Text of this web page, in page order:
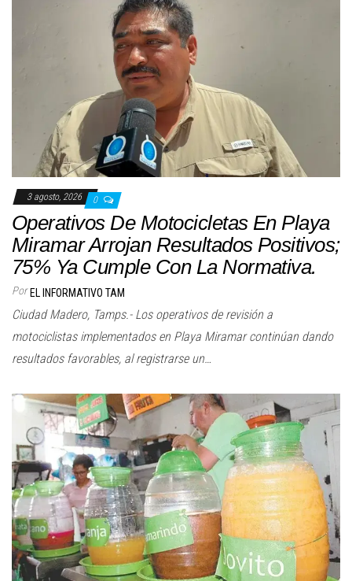
3 agosto, 2026 0
Operativos De Motocicletas En Playa
Miramar Arrojan Resultados Positivos;
75% Ya Cumple Con La Normativa.
Por EL INFORMATIVO TAM
Ciudad Madero, Tamps.- Los operativos de revisión a
motociclistas implementados en Playa Miramar continúan dando
resultados favorables, al registrarse un…